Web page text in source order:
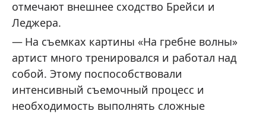
отмечают внешнее сходство Брейси и
Леджера.
На съемках картины «На гребне волны»
артист много тренировался и работал над
собой. Этому поспособствовали
интенсивный съемочный процесс и
необходимость выполнять сложные